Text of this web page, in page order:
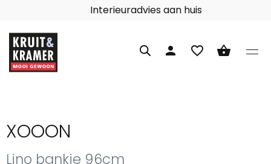
Interieuradvies aan huis
person favorite_border shopping_basket
XOOON
Lino bankje 96cm